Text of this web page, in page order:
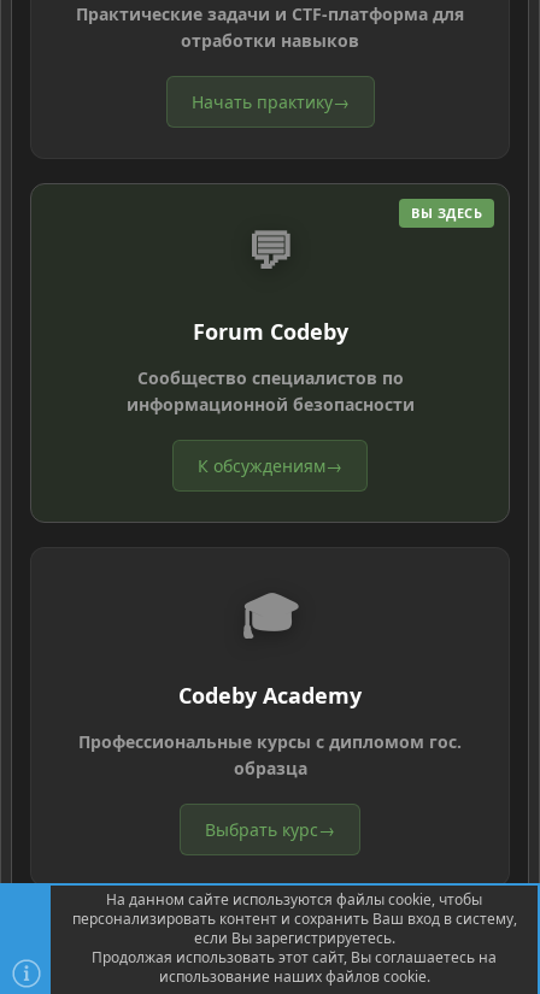
Практические задачи и CTF-платформа для
отработки навыков
Начать практику→
ВЫ ЗДЕСЬ
💬
Forum Codeby
Сообщество специалистов по
информационной безопасности
К обсуждениям→
🎓
Codeby Academy
Профессиональные курсы с дипломом гос.
образца
Выбрать курс→
®
На данном сайте используются файлы cookie, чтобы
персонализировать контент и сохранить Ваш вход в систему,
если Вы зарегистрируетесь.
Продолжая использовать этот сайт, Вы соглашаетесь на
использование наших файлов cookie.